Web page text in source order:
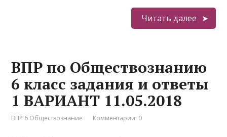
Читать далее
ВПР по Обществознанию
6 класс задания и ответы
1 ВАРИАНТ 11.05.2018
ВПР 6 Обществознание Комментарии: 0